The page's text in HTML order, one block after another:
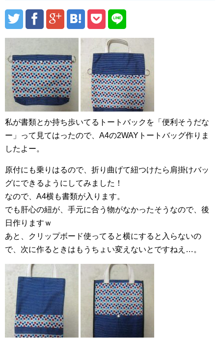
私が書類とか持ち歩いてるトートバックを「便利そうだな
ー」って見てはったので、A4の2WAYトートバッグ作りま
したよー。
原付にも乗りはるので、折り曲げて紐つけたら肩掛けバッ
グにできるようにしてみました！
なので、A4横も書類が入ります。
でも肝心の紐が、手元に合う物がなかったそうなので、後
日作りますｗ
あと、クリップボード使ってると横にすると入らないの
で、次に作るときはもうちょい変えないとですねえ…。